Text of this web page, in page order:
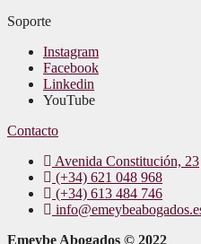
Soporte
Instagram
Facebook
Linkedin
YouTube
Contacto
Avenida Constitución, 23
(+34) 621 048 968
(+34) 613 484 746
Emeybe Abogados © 2022